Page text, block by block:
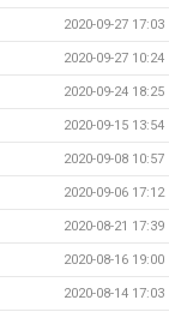
2020-09-27 17:03
2020-09-27 10:24
2020-09-24 18:25
2020-09-15 13:54
2020-09-08 10:57
2020-09-06 17:12
2020-08-21 17:39
2020-08-16 19:00
2020-08-14 17:03